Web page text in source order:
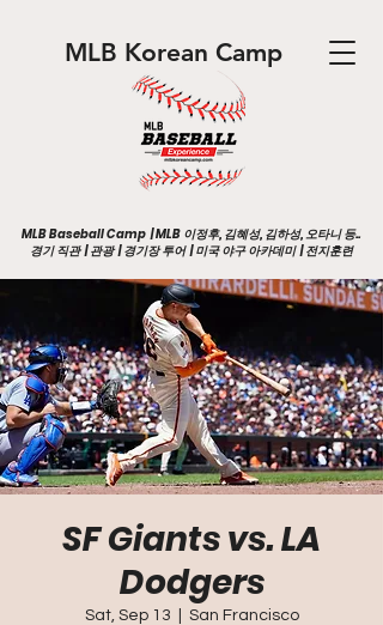
MLB Korean Camp
MLB Baseball Camp | MLB 이정후, 김혜성, 김하성, 오타니 등..
경기 직관 | 관광 | 경기장 투어 | 미국 야구 아카데미 | 전지훈련
SF Giants vs. LA
Dodgers
Sat, Sep 13 San Francisco